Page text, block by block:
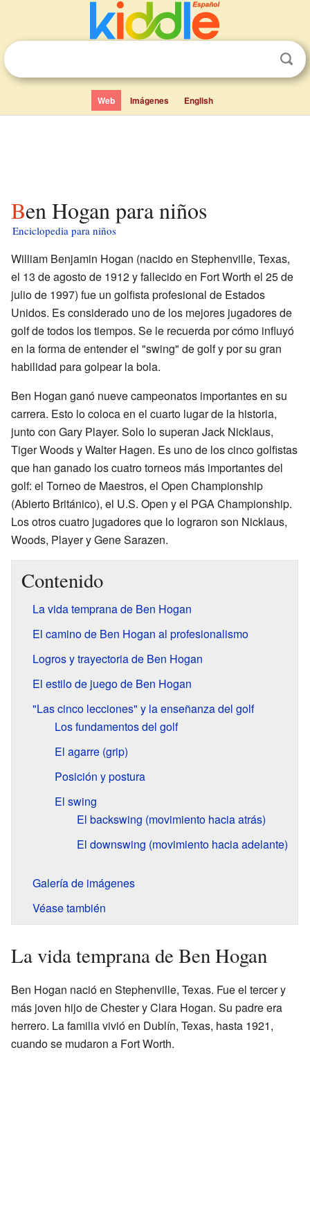
Web Imágenes English
Ben Hogan para niños
Enciclopedia para niños
William Benjamin Hogan (nacido en Stephenville, Texas,
el 13 de agosto de 1912 y fallecido en Fort Worth el 25 de
julio de 1997) fue un golfista profesional de Estados
Unidos. Es considerado uno de los mejores jugadores de
golf de todos los tiempos. Se le recuerda por cómo influyó
en la forma de entender el "swing" de golf y por su gran
habilidad para golpear la bola.
Ben Hogan ganó nueve campeonatos importantes en su
carrera. Esto lo coloca en el cuarto lugar de la historia,
junto con Gary Player. Solo lo superan Jack Nicklaus,
Tiger Woods y Walter Hagen. Es uno de los cinco golfistas
que han ganado los cuatro torneos más importantes del
golf: el Torneo de Maestros, el Open Championship
(Abierto Británico), el U.S. Open y el PGA Championship.
Los otros cuatro jugadores que lo lograron son Nicklaus,
Woods, Player y Gene Sarazen.
Contenido
La vida temprana de Ben Hogan
El camino de Ben Hogan al profesionalismo
Logros y trayectoria de Ben Hogan
El estilo de juego de Ben Hogan
"Las cinco lecciones" y la enseñanza del golf
Los fundamentos del golf
El agarre (grip)
Posición y postura
El swing
El backswing (movimiento hacia atrás)
El downswing (movimiento hacia adelante)
Galería de imágenes
Véase también
La vida temprana de Ben Hogan
Ben Hogan nació en Stephenville, Texas. Fue el tercer y
más joven hijo de Chester y Clara Hogan. Su padre era
herrero. La familia vivió en Dublín, Texas, hasta 1921,
cuando se mudaron a Fort Worth.